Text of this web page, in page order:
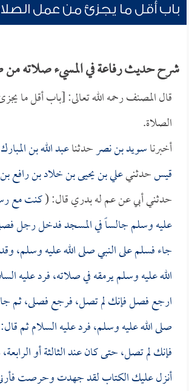
باب أقل ما يجزئ من عمل
شرح حديث رفاعة في المسيء صلاته
قال المصنف رحمه الله تعالى: [باب أقل ما
الصلاة.
أخبرناسويد بن نصرحدثناعبد الله بن المبارك
قيسحدثنيعلي بن يحيى بن خلاد بن رافع
حدثني أبي عن عم له بدري قال: (كنت مع
عليه وسلم جالساً في المسجد فدخل رجل
جاء فسلم على النبي صلى الله عليه وسلم،
الله عليه وسلم يرمقه في صلاته، فرد عليه
ارجع فصل فإنك لم تصل، فرجع فصلى، ثم
صلى الله عليه وسلم، فرد عليه السلام ثم
فإنك لم تصل، حتى كان عند الثالثة أو
أنزل عليك الكتاب لقد جهدت وحرصت